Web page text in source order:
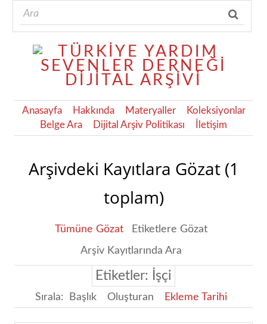
Anasayfa Hakkında Materyaller
Koleksiyonlar
Belge Ara
Dijital Arşiv Politikası İletişim
Arşivdeki Kayıtlara Gözat (1
toplam)
Tümüne Gözat
Etiketlere Gözat
Arşiv Kayıtlarında Ara
Etiketler: İşçi
Sırala: Başlık Oluşturan Ekleme Tarihi